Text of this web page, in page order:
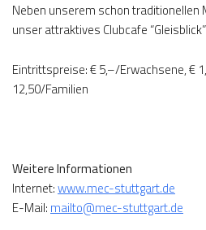
Neben unserem schon
unser attraktives Clubcafe
Eintrittspreise: € 5,–/Erwachsene, €
12,50/Familien
Weitere Informationen
Internet:www.mec-stuttgart.de
E-Mail: mailto@mec-stuttgart.de